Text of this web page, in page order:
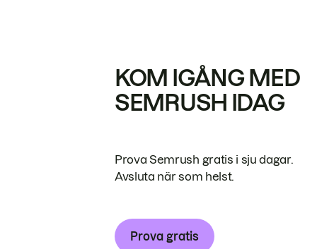
KOM IGÅNG MED
SEMRUSH IDAG
Prova Semrush gratis i sju dagar.
Avsluta när som helst.
Prova gratis